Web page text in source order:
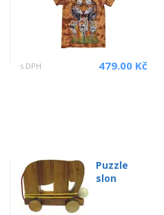
Puzzle
slon
s DPH 479.00 Kč